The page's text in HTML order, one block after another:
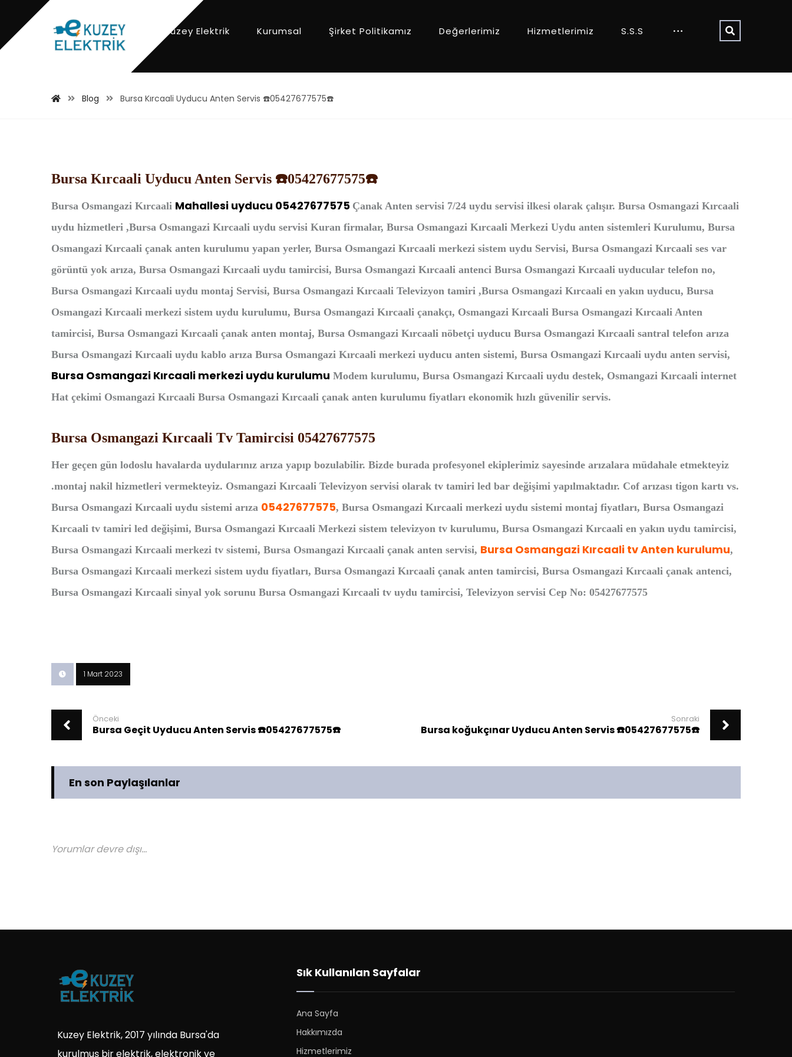
Kuzey Elektrik Kurumsal Şirket Politikamız Değerlerimiz Hizmetlerimiz S.S.S
Blog Bursa Kırcaali Uyducu Anten Servis ☎️05427677575☎️
Bursa Kırcaali Uyducu Anten Servis ☎️05427677575☎️
Bursa Osmangazi Kırcaali Mahallesi uyducu 05427677575 Çanak Anten servisi 7/24 uydu servisi ilkesi olarak çalışır. Bursa Osmangazi Kırcaali
uydu hizmetleri ,Bursa Osmangazi Kırcaali uydu servisi Kuran firmalar, Bursa Osmangazi Kırcaali Merkezi Uydu anten sistemleri Kurulumu, Bursa
Osmangazi Kırcaali çanak anten kurulumu yapan yerler, Bursa Osmangazi Kırcaali merkezi sistem uydu Servisi, Bursa Osmangazi Kırcaali ses var
görüntü yok arıza, Bursa Osmangazi Kırcaali uydu tamircisi, Bursa Osmangazi Kırcaali antenci Bursa Osmangazi Kırcaali uyducular telefon no,
Bursa Osmangazi Kırcaali uydu montaj Servisi, Bursa Osmangazi Kırcaali Televizyon tamiri ,Bursa Osmangazi Kırcaali en yakın uyducu, Bursa
Osmangazi Kırcaali merkezi sistem uydu kurulumu, Bursa Osmangazi Kırcaali çanakçı, Osmangazi Kırcaali Bursa Osmangazi Kırcaali Anten
tamircisi, Bursa Osmangazi Kırcaali çanak anten montaj, Bursa Osmangazi Kırcaali nöbetçi uyducu Bursa Osmangazi Kırcaali santral telefon arıza
Bursa Osmangazi Kırcaali uydu kablo arıza Bursa Osmangazi Kırcaali merkezi uyducu anten sistemi, Bursa Osmangazi Kırcaali uydu anten servisi,
Bursa Osmangazi Kırcaali merkezi uydu kurulumu Modem kurulumu, Bursa Osmangazi Kırcaali uydu destek, Osmangazi Kırcaali internet
Hat çekimi Osmangazi Kırcaali Bursa Osmangazi Kırcaali çanak anten kurulumu fiyatları ekonomik hızlı güvenilir servis.
Bursa Osmangazi Kırcaali Tv Tamircisi 05427677575
Her geçen gün lodoslu havalarda uydularınız arıza yapıp bozulabilir. Bizde burada profesyonel ekiplerimiz sayesinde arızalara müdahale etmekteyiz
.montaj nakil hizmetleri vermekteyiz. Osmangazi Kırcaali Televizyon servisi olarak tv tamiri led bar değişimi yapılmaktadır. Cof arızası tigon kartı vs.
Bursa Osmangazi Kırcaali uydu sistemi arıza 05427677575, Bursa Osmangazi Kırcaali merkezi uydu sistemi montaj fiyatları, Bursa Osmangazi
Kırcaali tv tamiri led değişimi, Bursa Osmangazi Kırcaali Merkezi sistem televizyon tv kurulumu, Bursa Osmangazi Kırcaali en yakın uydu tamircisi,
Bursa Osmangazi Kırcaali merkezi tv sistemi, Bursa Osmangazi Kırcaali çanak anten servisi, Bursa Osmangazi Kırcaali tv Anten kurulumu,
Bursa Osmangazi Kırcaali merkezi sistem uydu fiyatları, Bursa Osmangazi Kırcaali çanak anten tamircisi, Bursa Osmangazi Kırcaali çanak antenci,
Bursa Osmangazi Kırcaali sinyal yok sorunu Bursa Osmangazi Kırcaali tv uydu tamircisi, Televizyon servisi Cep No: 05427677575
1 Mart 2023
Önceki
Bursa Geçit Uyducu Anten Servis ☎️05427677575☎️
Sonraki
Bursa koğukçınar Uyducu Anten Servis ☎️05427677575☎️
En son Paylaşılanlar
Yorumlar devre dışı...
Kuzey Elektrik, 2017 yılında Bursa'da
kurulmuş bir elektrik, elektronik ve
Sık Kullanılan Sayfalar
Ana Sayfa
Hakkımızda
Hizmetlerimiz